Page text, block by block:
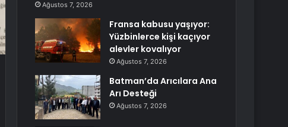
Ağustos 7, 2026
Fransa kabusu yaşıyor:
Yüzbinlerce kişi kaçıyor
alevler kovalıyor
Ağustos 7, 2026
Batman’da Arıcılara Ana
Arı Desteği
Ağustos 7, 2026